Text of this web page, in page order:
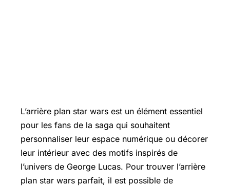
L’arrière plan star wars est un élément essentiel
pour les fans de la saga qui souhaitent
personnaliser leur espace numérique ou décorer
leur intérieur avec des motifs inspirés de
l’univers de George Lucas. Pour trouver l’arrière
plan star wars parfait, il est possible de